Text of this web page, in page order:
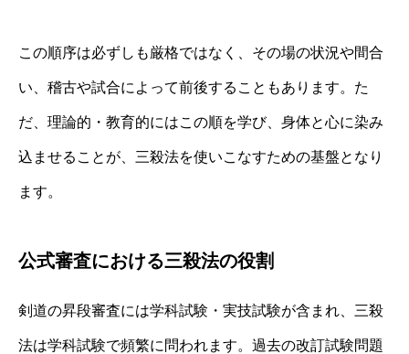
この順序は必ずしも厳格ではなく、その場の状況や間合
い、稽古や試合によって前後することもあります。た
だ、理論的・教育的にはこの順を学び、身体と心に染み
込ませることが、三殺法を使いこなすための基盤となり
ます。
公式審査における三殺法の役割
剣道の昇段審査には学科試験・実技試験が含まれ、三殺
法は学科試験で頻繁に問われます。過去の改訂試験問題